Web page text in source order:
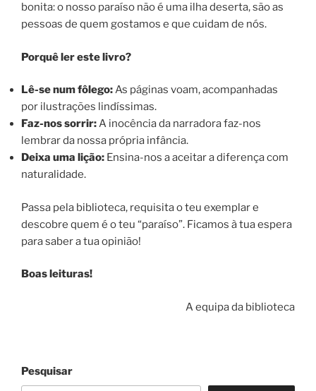
bonita: o nosso paraíso não é uma ilha deserta, são as
pessoas de quem gostamos e que cuidam de nós.
Porquê ler este livro?
Lê-se num fôlego:As páginas voam, acompanhadas
por ilustrações lindíssimas.
Faz-nos sorrir:A inocência da narradora faz-nos
lembrar da nossa própria infância.
Deixa uma lição: Ensina-nos a aceitar a diferença com
naturalidade.
Passa pela biblioteca, requisita o teu exemplar e
descobre quem é o teu “paraíso”. Ficamos à tua espera
para saber a tua opinião!
Boas leituras!
A equipa da biblioteca
Pesquisar